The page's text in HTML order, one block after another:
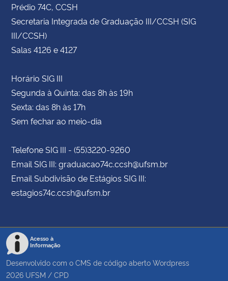
Prédio 74C, CCSH
Secretaria Integrada de Graduação III/CCSH (SIG
III/CCSH)
Salas 4126 e 4127
Horário SIG III
Segunda à Quinta: das 8h às 19h
Sexta: das 8h às 17h
Sem fechar ao meio-dia
Telefone SIG III - (55)3220-9260
Email SIG III: graduacao74c.ccsh@ufsm.br
Email Subdivisão de Estágios SIG III:
estagios74c.ccsh@ufsm.br
Acesso à
Informação
Desenvolvido com o CMS de código aberto Wordpress
2026 UFSM / CPD